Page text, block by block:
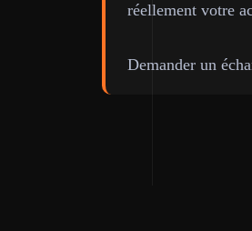
réellement votre
Demander un